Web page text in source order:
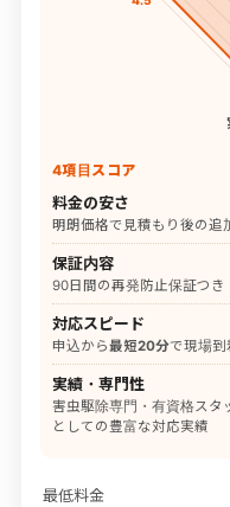
4項目スコア
料金の安さ
明朗価格で見積もり後の追
保証内容
90日間の再発防止保証つき
対応スピード
申込から最短20分で現場到
実績・専門性
害虫駆除専門・有資格スタ
としての豊富な対応実績
最低料金